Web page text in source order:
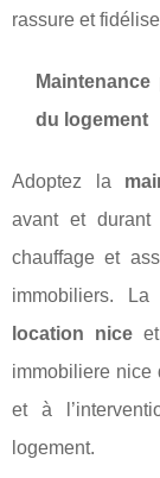
rassure et
du logement
Adoptez la
avant et durant
chauffage et
immobiliers.
location niceet
immobiliere nice
et à
logement.